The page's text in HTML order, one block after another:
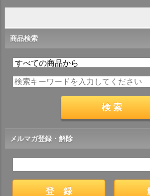
商品検索
メルマガ登録・解除